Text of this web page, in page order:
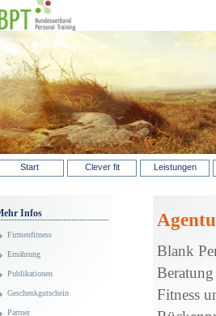
Start Clever fit Leistungen
Infos
Firmenfitness
Ernährung
Publikationen
Geschenkgutschein
Partner
Blank
Fitness